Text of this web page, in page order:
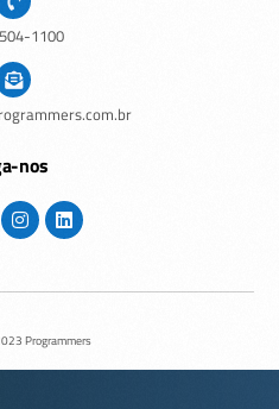
1100
nos
Programmers